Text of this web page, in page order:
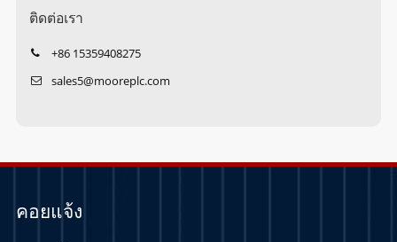
ติดต่อเรา
+86 15359408275
sales5@mooreplc.com
คอยแจ้ง